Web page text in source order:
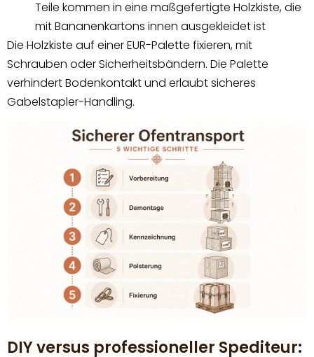
Teile kommen in eine maßgefertigte Holzkiste, die
mit Bananenkartons innen ausgekleidet ist
Die Holzkiste auf einer EUR-Palette fixieren, mit
Schrauben oder Sicherheitsbändern. Die Palette
verhindert Bodenkontakt und erlaubt sicheres
Gabelstapler-Handling.
DIY versus professioneller Spediteur: